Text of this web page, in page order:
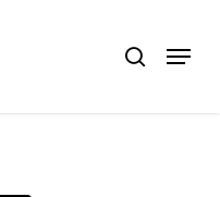
search
Menu
Close